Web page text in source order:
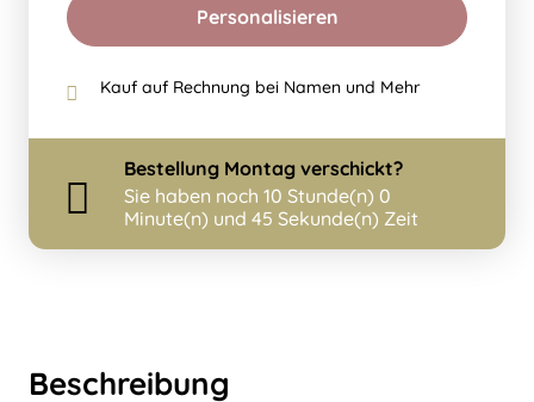
Beschreibung
Personalisieren
Kauf auf Rechnung bei Namen und Mehr
Bestellung Montag verschickt?
Sie haben noch 10 Stunde(n) 0
Minute(n) und 45 Sekunde(n) Zeit